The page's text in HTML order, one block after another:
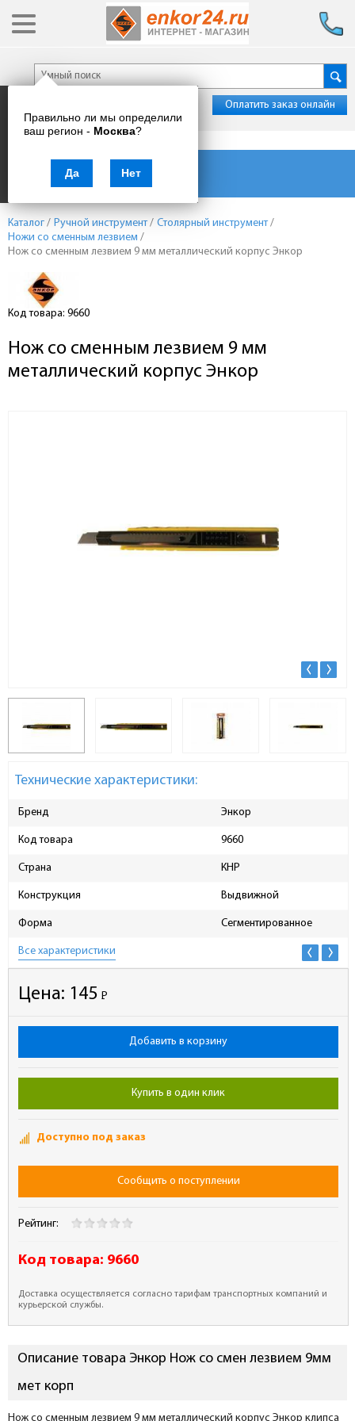
Правильно ли мы определили
ваш регион - Москва?
Да Нет
Оплатить заказ онлайн
Каталог товаров
Каталог / Ручной инструмент/ Столярный инструмент/
Ножи со сменным лезвием /
Нож со сменным лезвием 9 мм металлический корпус Энкор
Код товара: 9660
Нож со сменным лезвием 9 мм
металлический корпус Энкор
Технические характеристики:
Бренд Энкор
Код товара 9660
Страна КНР
Конструкция Выдвижной
Форма Сегментированное
Все характеристики
Цена: 145 Р
-
Добавить в корзину
Купить в один клик
Доступно под заказ
Сообщить о поступлении
Рейтинг:
Код товара: 9660
Доставка осуществляется согласно тарифам транспортных компаний и
курьерской службы.
Описание товара Энкор Нож со смен лезвием 9мм
мет корп
Нож со сменным лезвием 9 мм металлический корпус Энкор клипса